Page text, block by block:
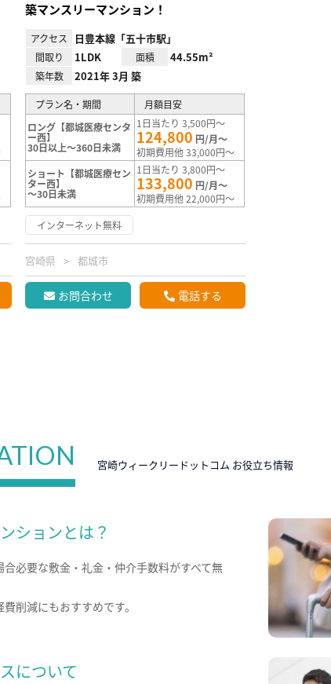
築マンスリーマンション！
アクセス 日豊本線「五十市駅」
間取り 1LDK 面積 44.55m²
築年数 2021年 3月 築
プラン名・期間
月額目安
ロング【都城医療センタ
ー西】
30日以上～360日未満
1日当たり 3,500円～
124,800 円/月～
初期費用他 33,000円～
ショート【都城医療セン
ター西】
～30日未満
1日当たり 3,800円～
133,800 円/月～
初期費用他 22,000円～
インターネット無料
宮崎県 都城市
お問合わせ 電話する
宮崎ウィークリードットコム お役立ち情報
ションとは？
必要な敷金・礼金・仲介手数料がすべて無
削減にもおすすめです。
について